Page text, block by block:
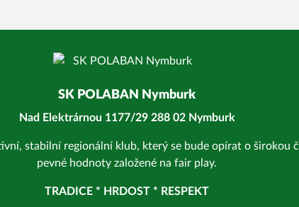
SK POLABAN Nymburk
Nad Elektrárnou 1177/29 288 02 Nymburk
stabilní regionální klub, který se bude opírat o širokou
pevné hodnoty založené na fair play.
TRADICE * HRDOST * RESPEKT